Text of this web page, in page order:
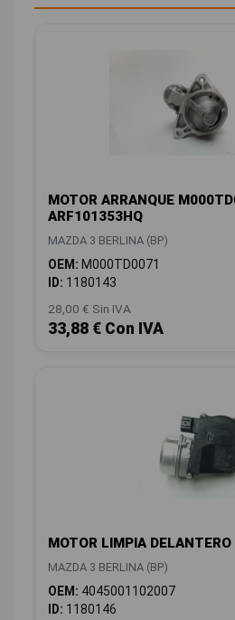
MOTOR ARRANQUE
ARF101353HQ
MAZDA 3 BERLINA (BP)
OEM: M000TD0071
ID: 1180143
28,00 € Sin IVA
33,88 € Con IVA
MOTOR LIMPIA
MAZDA 3 BERLINA (BP)
OEM: 4045001102007
ID: 1180146